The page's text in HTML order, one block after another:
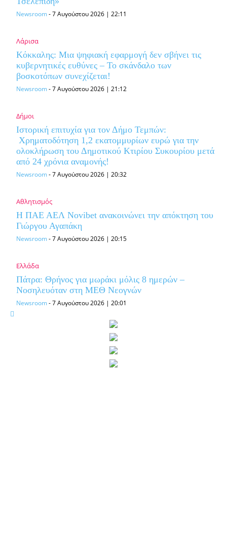
Newsroom-7 Αυγούστου 2026 | 22:11
Λάρισα
Κόκκαλης: Μια ψηφιακή εφαρμογή δεν σβήνει τις
κυβερνητικές ευθύνες – Το σκάνδαλο των
βοσκοτόπων συνεχίζεται!
Newsroom-7 Αυγούστου 2026 | 21:12
Δήμοι
Ιστορική επιτυχία για τον Δήμο Τεμπών:
Χρηματοδότηση 1,2 εκατομμυρίων ευρώ για την
ολοκλήρωση του Δημοτικού Κτιρίου Συκουρίου μετά
από 24 χρόνια αναμονής!
Newsroom-7 Αυγούστου 2026 | 20:32
Αθλητισμός
Η ΠΑΕ ΑΕΛ Novibet ανακοινώνει την απόκτηση του
Γιώργου Αγαπάκη
Newsroom-7 Αυγούστου 2026 | 20:15
Ελλάδα
Πάτρα: Θρήνος για μωράκι μόλις 8 ημερών –
Νοσηλευόταν στη ΜΕΘ Νεογνών
Newsroom-7 Αυγούστου 2026 | 20:01